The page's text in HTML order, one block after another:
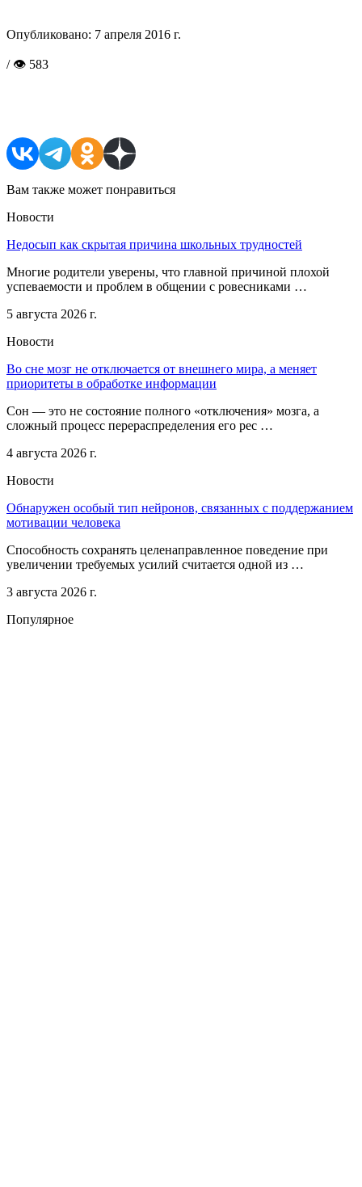
Опубликовано: 7 апреля 2016 г.
/ 👁 583
Вам также может понравиться
Новости
Недосып как скрытая причина школьных трудностей
Многие родители уверены, что главной причиной плохой
успеваемости и проблем в общении с ровесниками …
5 августа 2026 г.
Новости
Во сне мозг не отключается от внешнего мира, а меняет
приоритеты в обработке информации
Сон — это не состояние полного «отключения» мозга, а
сложный процесс перераспределения его рес …
4 августа 2026 г.
Новости
Обнаружен особый тип нейронов, связанных с поддержанием
мотивации человека
Способность сохранять целенаправленное поведение при
увеличении требуемых усилий считается одной из …
3 августа 2026 г.
Популярное